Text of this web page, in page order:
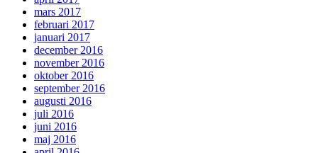
mars 2017
februari 2017
januari 2017
december 2016
november 2016
oktober 2016
september 2016
augusti 2016
juli 2016
juni 2016
maj 2016